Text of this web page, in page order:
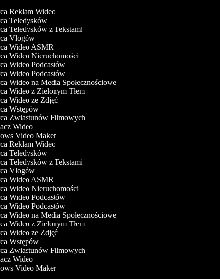
Reklam Wideo
Teledysków
Teledysków z Tekstami
Vlogów
Wideo ASMR
Wideo Nieruchomości
Wideo Podcastów
Wideo Podcastów
Wideo na Media Społecznościowe
Wideo z Zielonym Tłem
Wideo ze Zdjęć
Wstępów
Zwiastunów Filmowych
Wideo
Video Maker
Reklam Wideo
Teledysków
Teledysków z Tekstami
Vlogów
Wideo ASMR
Wideo Nieruchomości
Wideo Podcastów
Wideo Podcastów
Wideo na Media Społecznościowe
Wideo z Zielonym Tłem
Wideo ze Zdjęć
Wstępów
Zwiastunów Filmowych
Wideo
Video Maker